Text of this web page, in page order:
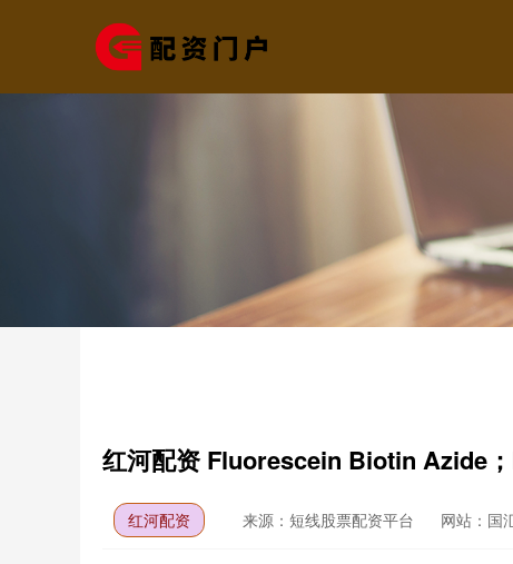
红河配资 Fluorescein Biotin Azide
红河配资 来源：短线股票配资平台 网站：国